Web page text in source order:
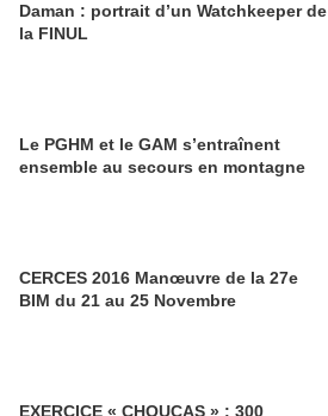
Daman : portrait d’un Watchkeeper de
la FINUL
Le PGHM et le GAM s’entraînent
ensemble au secours en montagne
CERCES 2016 Manœuvre de la 27e
BIM du 21 au 25 Novembre
EXERCICE « CHOUCAS » : 300